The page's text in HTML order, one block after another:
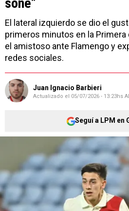
El lateral izquierdo se dio el
primeros minutos en la Primera
el amistoso ante Flamengo y
redes sociales.
Juan Ignacio Barbieri
Actualizado el 05/07/2026 - 13:23hs
Seguí a LPM en